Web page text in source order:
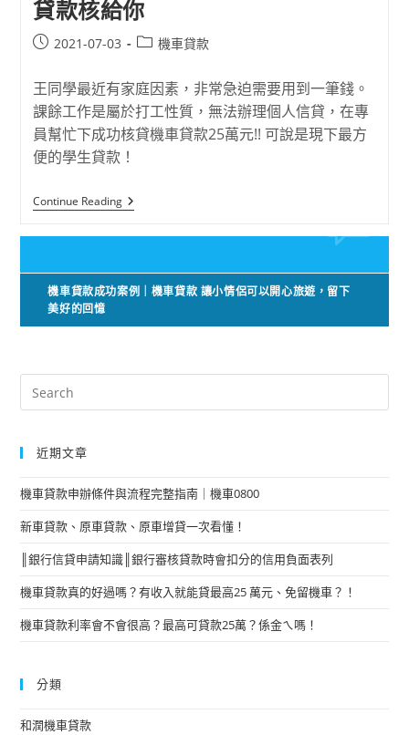
貸款核給你
2021-07-03 機車貸款
王同學最近有家庭因素，非常急迫需要用到一筆錢。
課餘工作是屬於打工性質，無法辦理個人信貸，在專
員幫忙下成功核貸機車貸款25萬元!! 可說是現下最方
便的學生貸款！
Continue Reading
機車貸款成功案例｜機車貸款 讓小情侶可以開心旅遊，留下
美好的回憶
近期文章
機車貸款申辦條件與流程完整指南｜機車0800
新車貸款、原車貸款、原車增貸一次看懂！
║銀行信貸申請知識║銀行審核貸款時會扣分的信用負面表列
機車貸款真的好過嗎？有收入就能貸最高25 萬元、免留機車？！
機車貸款利率會不會很高？最高可貸款25萬？係金ㄟ嗎！
分類
和潤機車貸款